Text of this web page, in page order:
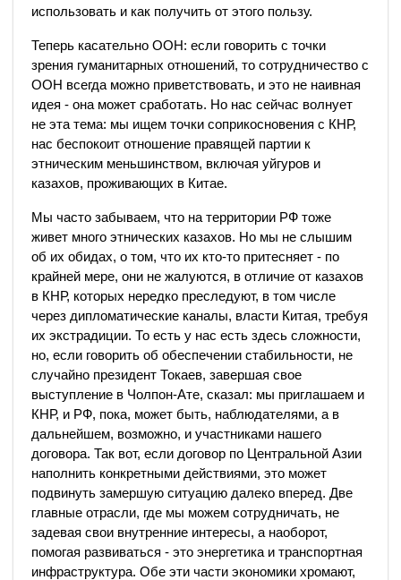
использовать и как получить от этого пользу.
Теперь касательно ООН: если говорить с точки
зрения гуманитарных отношений, то сотрудничество с
ООН всегда можно приветствовать, и это не наивная
идея - она может сработать. Но нас сейчас волнует
не эта тема: мы ищем точки соприкосновения с КНР,
нас беспокоит отношение правящей партии к
этническим меньшинством, включая уйгуров и
казахов, проживающих в Китае.
Мы часто забываем, что на территории РФ тоже
живет много этнических казахов. Но мы не слышим
об их обидах, о том, что их кто-то притесняет - по
крайней мере, они не жалуются, в отличие от казахов
в КНР, которых нередко преследуют, в том числе
через дипломатические каналы, власти Китая, требуя
их экстрадиции. То есть у нас есть здесь сложности,
но, если говорить об обеспечении стабильности, не
случайно президент Токаев, завершая свое
выступление в Чолпон-Ате, сказал: мы приглашаем и
КНР, и РФ, пока, может быть, наблюдателями, а в
дальнейшем, возможно, и участниками нашего
договора. Так вот, если договор по Центральной Азии
наполнить конкретными действиями, это может
подвинуть замершую ситуацию далеко вперед. Две
главные отрасли, где мы можем сотрудничать, не
задевая свои внутренние интересы, а наоборот,
помогая развиваться - это энергетика и транспортная
инфраструктура. Обе эти части экономики хромают,